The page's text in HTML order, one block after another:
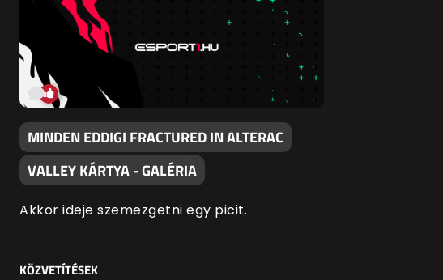
MINDEN EDDIGI FRACTURED IN ALTERAC
VALLEY KÁRTYA - GALÉRIA
Akkor ideje szemezgetni egy picit.
KÖZVETÍTÉSEK